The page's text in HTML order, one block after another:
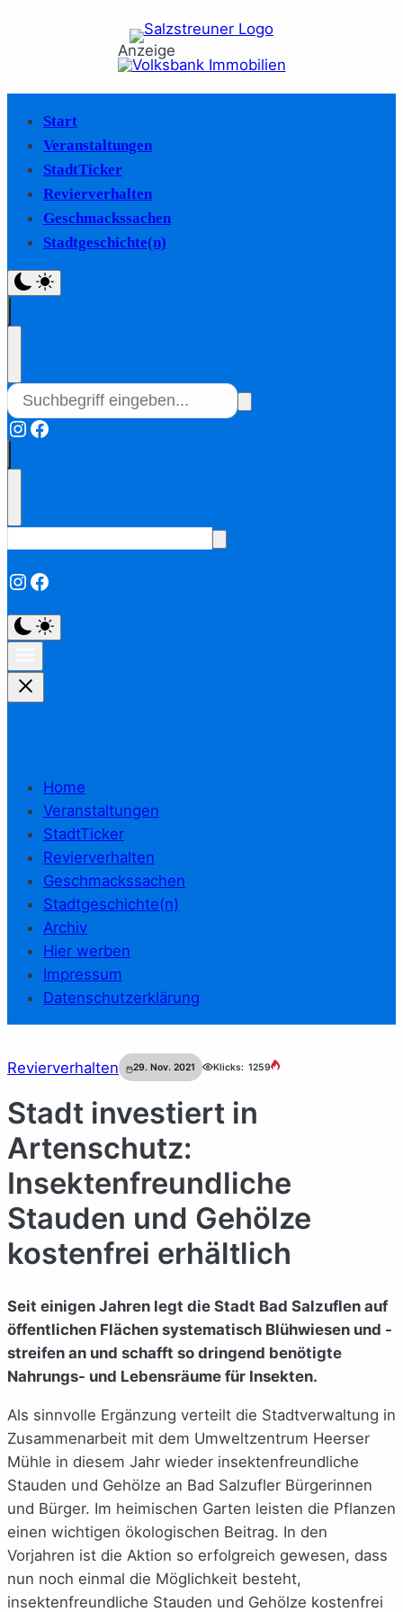
Anzeige
Start
Veranstaltungen
StadtTicker
Revierverhalten
Geschmackssachen
Stadtgeschichte(n)
Instagram
Facebook
Instagram
Facebook
Home
Veranstaltungen
StadtTicker
Revierverhalten
Geschmackssachen
Stadtgeschichte(n)
Archiv
Hier werben
Impressum
Datenschutzerklärung
Revierverhalten 29. Nov. 2021 Klicks: 1259
Stadt investiert in
Artenschutz:
Insektenfreundliche
Stauden und Gehölze
kostenfrei erhältlich
Seit einigen Jahren legt die Stadt Bad Salzuflen auf
öffentlichen Flächen systematisch Blühwiesen und -
streifen an und schafft so dringend benötigte
Nahrungs- und Lebensräume für Insekten.
Als sinnvolle Ergänzung verteilt die Stadtverwaltung in
Zusammenarbeit mit dem Umweltzentrum Heerser
Mühle in diesem Jahr wieder insektenfreundliche
Stauden und Gehölze an Bad Salzufler Bürgerinnen
und Bürger. Im heimischen Garten leisten die Pflanzen
einen wichtigen ökologischen Beitrag. In den
Vorjahren ist die Aktion so erfolgreich gewesen, dass
nun noch einmal die Möglichkeit besteht,
insektenfreundliche Stauden und Gehölze kostenfrei